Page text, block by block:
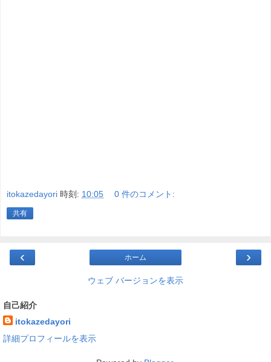
itokazedayori 時刻: 10:05 0 件のコメント:
共有
‹ ›
ホーム
ウェブ バージョンを表示
自己紹介
itokazedayori
詳細プロフィールを表示